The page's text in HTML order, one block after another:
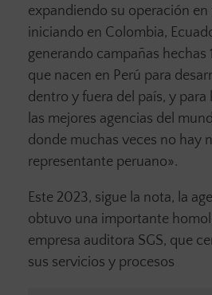
expandiendo su operación en
iniciando en Colombia,
generando campañas hechas
que nacen en Perú para
dentro y fuera del país, y para
las mejores agencias del
donde muchas veces no hay
representante peruano».
Este 2023, sigue la nota, la
obtuvo una importante
empresa auditora SGS, que
sus servicios y procesos